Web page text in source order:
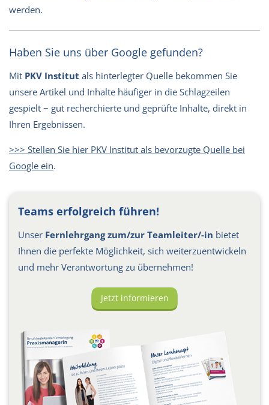
werden.
Haben Sie uns über Google gefunden?
Mit PKV Institut als hinterlegter Quelle bekommen Sie
unsere Artikel und Inhalte häufiger in die Schlagzeilen
gespielt − gut recherchierte und geprüfte Inhalte, direkt in
Ihren Ergebnissen.
>>> Stellen Sie hier PKV Institut als bevorzugte Quelle bei
Google ein.
Teams erfolgreich führen!
Unser Fernlehrgang zum/zur Teamleiter/-in bietet
Ihnen die perfekte Möglichkeit, sich weiterzuentwickeln
und mehr Verantwortung zu übernehmen!
Jetzt informieren